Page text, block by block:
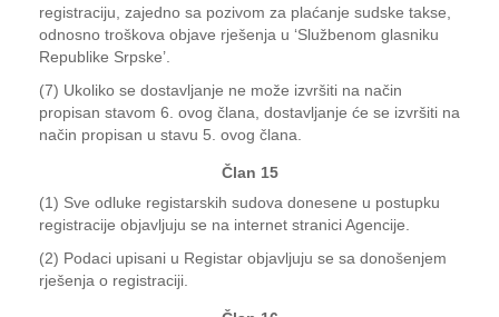
registraciju, zajedno sa pozivom za plaćanje sudske takse,
odnosno troškova objave rješenja u ‘Službenom glasniku
Republike Srpske’.
(7) Ukoliko se dostavljanje ne može izvršiti na način
propisan stavom 6. ovog člana, dostavljanje će se izvršiti na
način propisan u stavu 5. ovog člana.
Član 15
(1) Sve odluke registarskih sudova donesene u postupku
registracije objavljuju se na internet stranici Agencije.
(2) Podaci upisani u Registar objavljuju se sa donošenjem
rješenja o registraciji.